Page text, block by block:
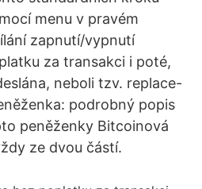
menu v pravém
zapnutí/vypnutí
za transakci i poté,
neboli tzv. replace-
podrobný popis
peněženky Bitcoinová
ze dvou částí.